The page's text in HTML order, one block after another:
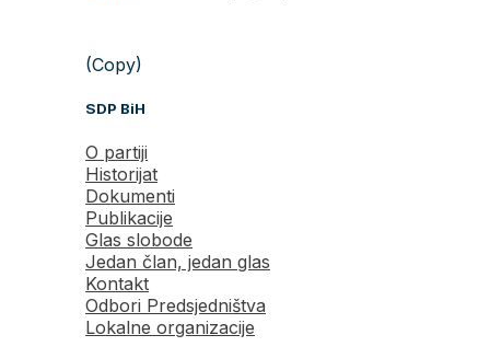
(Copy)
SDP BiH
O partiji
Historijat
Dokumenti
Publikacije
Glas slobode
Jedan član, jedan glas
Kontakt
Odbori Predsjedništva
Lokalne organizacije